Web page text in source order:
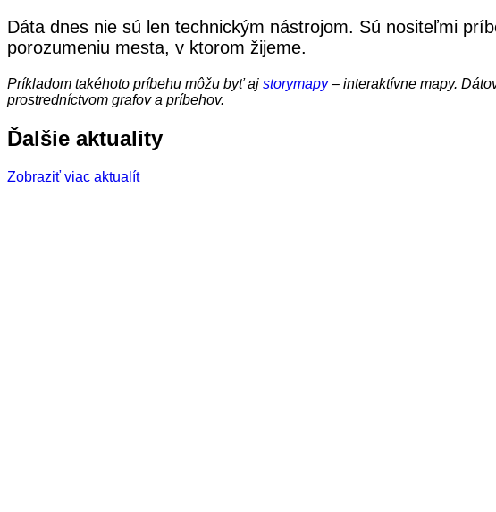
Dáta dnes nie sú len technickým nástrojom. Sú nositeľmi
porozumeniu mesta, v ktorom žijeme.
Príkladom takéhoto príbehu môžu byť aj storymapy– interaktívne mapy.
prostredníctvom grafov a príbehov.
Ďalšie aktuality
Zobraziť viac aktualít